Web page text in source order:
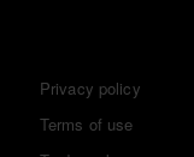
Privacy policy
Terms of use